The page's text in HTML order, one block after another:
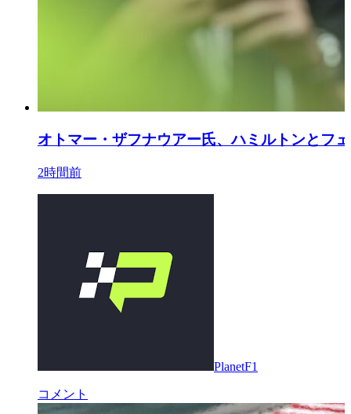
オトマー・ザフナウアー氏、ハミルトンとフ
2時間前
PlanetF1
コメント